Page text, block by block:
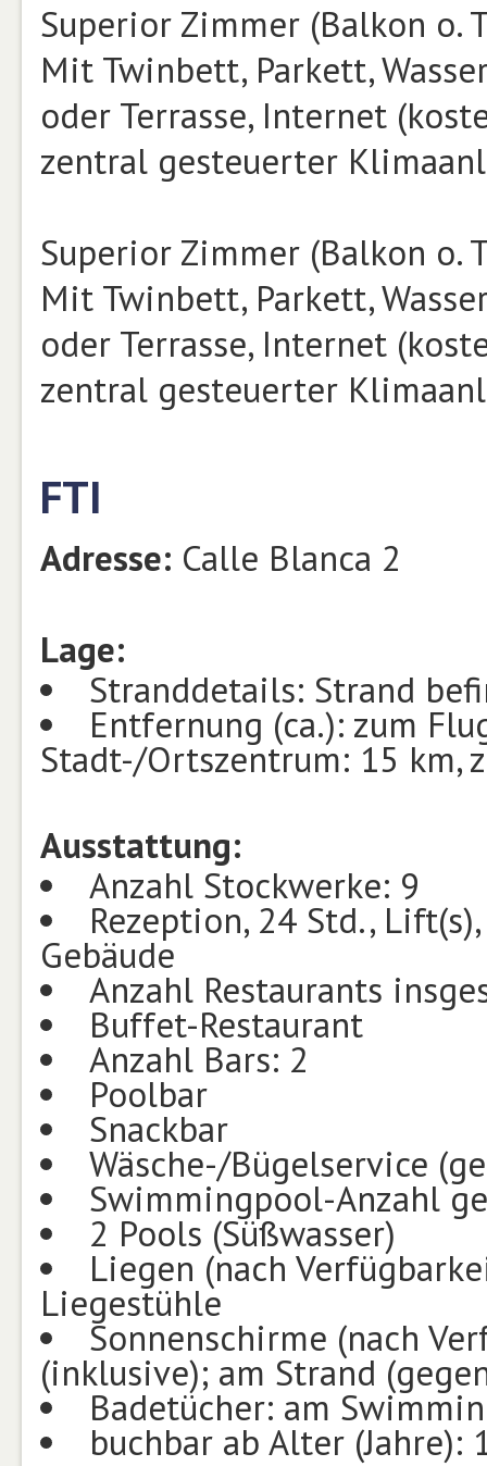
Superior Zimmer (Balkon o.
Mit Twinbett, Parkett,
oder Terrasse, Internet
zentral gesteuerter
Superior Zimmer (Balkon o.
Mit Twinbett, Parkett,
oder Terrasse, Internet
zentral gesteuerter
FTI
Adresse: Calle Blanca 2
Lage:
Stranddetails: Strand
Entfernung (ca.): zum
Stadt-/Ortszentrum: 15 km,
Ausstattung:
Anzahl Stockwerke: 9
Rezeption, 24 Std.,
Gebäude
Anzahl Restaurants
Buffet-Restaurant
Anzahl Bars: 2
Poolbar
Snackbar
Wäsche-/Bügelservice
Swimmingpool-Anzahl
2 Pools (Süßwasser)
Liegen (nach
Liegestühle
Sonnenschirme (nach
(inklusive); am Strand
Badetücher: am
buchbar ab Alter (Jahre):